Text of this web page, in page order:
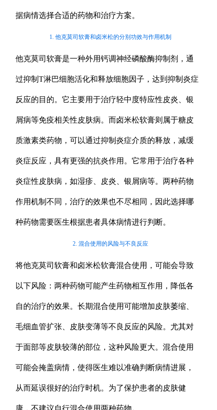
据病情选择合适的药物和治疗方案。
1. 他克莫司软膏和卤米松的分别功效与作用机制
他克莫司软膏是一种外用钙调神经磷酸酶抑制剂，通
过抑制T淋巴细胞活化和释放细胞因子，达到抑制炎症
反应的目的。它主要用于治疗轻中度特应性皮炎、银
屑病等免疫相关性皮肤病。而卤米松软膏则属于糖皮
质激素类药物，可以通过抑制炎症介质的释放，减缓
炎症反应，具有更强的抗炎作用。它常用于治疗各种
炎症性皮肤病，如湿疹、皮炎、银屑病等。两种药物
作用机制不同，治疗的效果也不尽相同，因此选择哪
种药物需要医生根据患者具体病情进行判断。
2. 混合使用的风险与不良反应
将他克莫司软膏和卤米松软膏混合使用，可能会导致
以下风险：两种药物可能产生药物相互作用，降低各
自的治疗的效果。长期混合使用可能增加皮肤萎缩、
毛细血管扩张、皮肤变薄等不良反应的风险。尤其对
于面部等皮肤较薄的部位，这种风险更大。混合使用
可能会掩盖病情，使得医生难以准确判断病情进展，
从而延误很好的治疗时机。为了保护患者的皮肤健
康，不建议自行混合使用两种药物。